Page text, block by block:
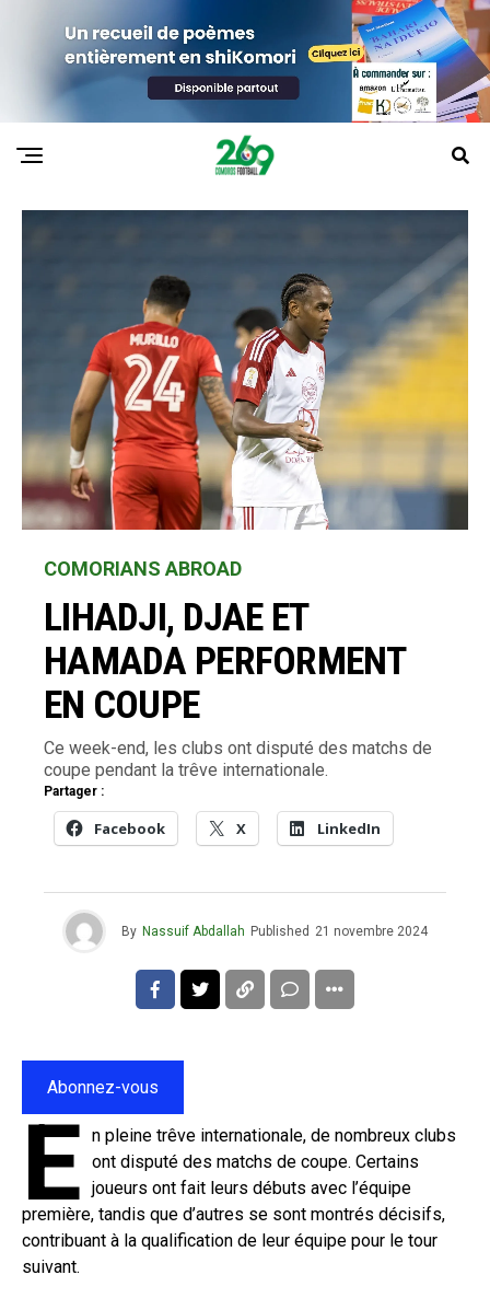
COMORIANS ABROAD
LIHADJI, DJAE ET
HAMADA PERFORMENT
EN COUPE
Ce week-end, les clubs ont disputé des matchs de
coupe pendant la trêve internationale.
Partager :
Facebook X LinkedIn
By Nassuif Abdallah Published 21 novembre 2024
Abonnez-vous
E n pleine trêve internationale, de nombreux clubs
ont disputé des matchs de coupe. Certains
joueurs ont fait leurs débuts avec l’équipe
première, tandis que d’autres se sont montrés décisifs,
contribuant à la qualification de leur équipe pour le tour
suivant.